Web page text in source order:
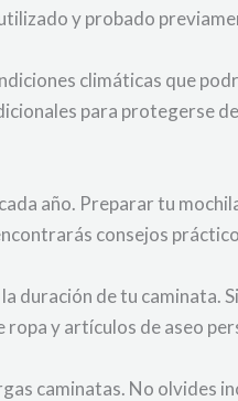
y probado
climáticas que
para protegerse
año. Preparar tu
consejos
duración de tu caminata.
y artículos de aseo
caminatas. No olvides